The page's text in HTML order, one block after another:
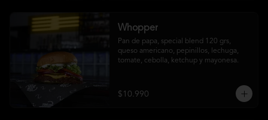
Whopper
Pan de papa, special blend 120 grs,
queso americano, pepinillos, lechuga,
tomate, cebolla, ketchup y mayonesa.
$10.990